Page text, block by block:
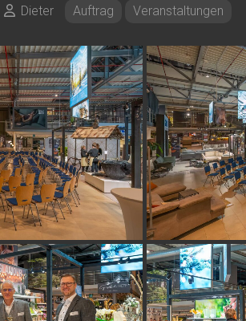
Dieter Auftrag Veranstaltungen